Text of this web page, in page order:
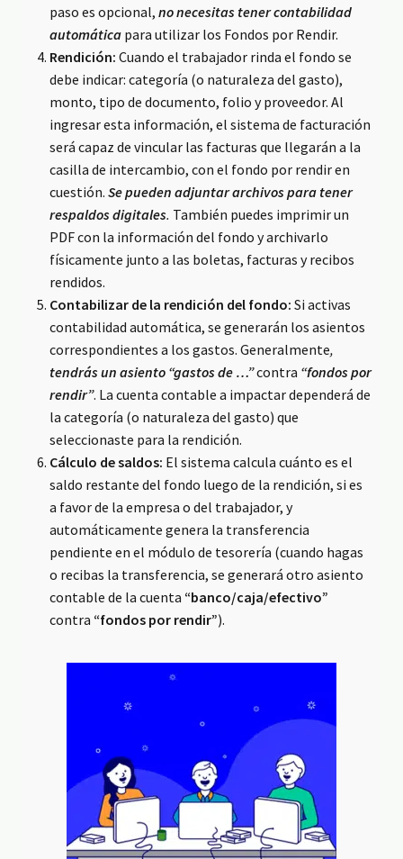
paso es opcional, no necesitas tener contabilidad
automática para utilizar los Fondos por Rendir.
Rendición: Cuando el trabajador rinda el fondo se
debe indicar: categoría (o naturaleza del gasto),
monto, tipo de documento, folio y proveedor. Al
ingresar esta información, el sistema de facturación
será capaz de vincular las facturas que llegarán a la
casilla de intercambio, con el fondo por rendir en
cuestión. Se pueden adjuntar archivos para tener
respaldos digitales. También puedes imprimir un
PDF con la información del fondo y archivarlo
físicamente junto a las boletas, facturas y recibos
rendidos.
Contabilizar de la rendición del fondo: Si activas
contabilidad automática, se generarán los asientos
correspondientes a los gastos. Generalmente,
tendrás un asiento “gastos de …”contra “fondos por
rendir”. La cuenta contable a impactar dependerá de
la categoría (o naturaleza del gasto) que
seleccionaste para la rendición.
Cálculo de saldos: El sistema calcula cuánto es el
saldo restante del fondo luego de la rendición, si es
a favor de la empresa o del trabajador, y
automáticamente genera la transferencia
pendiente en el módulo de tesorería (cuando hagas
o recibas la transferencia, se generará otro asiento
contable de la cuenta “banco/caja/efectivo”
contra “fondos por rendir”).